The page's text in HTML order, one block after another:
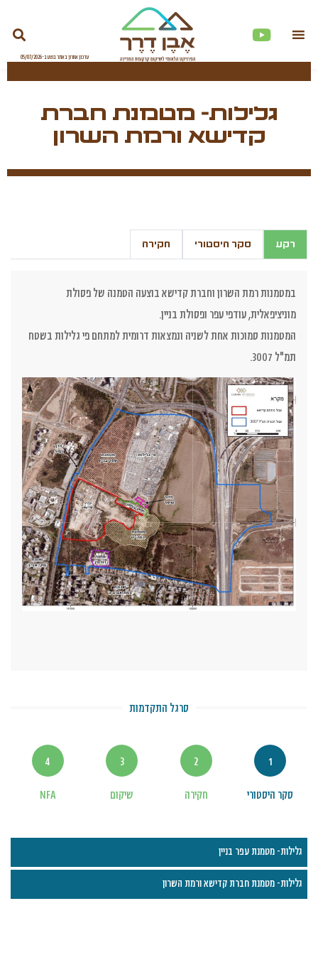
גלילות- מטמנת חברת
קדישא ורמת השרון
גלילות- מטמנת עפר בניין
גלילות- מטמנת חברת קדישא ורמת השרון
רקע סקר היסטורי חקירה
במטמנות רמת השרון וחברת קדישא בוצעה הטמנה של פסולת
מוניציפאלית, עודפי עפר ופסולת בניין.
המטמנות סמוכות אחת לשניה ונמצאות דרומית למתחם פי גלילות בשטח
תמ"ל 3007.
סרגל התקדמות
1
סקר היסטורי
2
חקירה
3
שיקום
4
NFA